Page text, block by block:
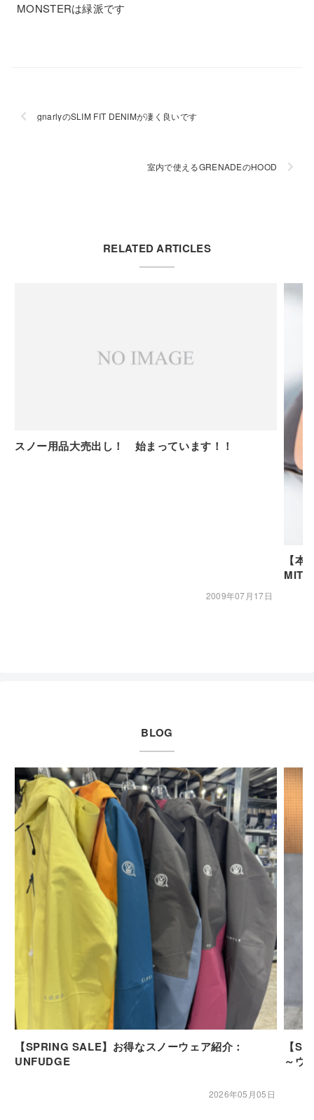
MONSTERは緑派です
gnarlyのSLIM FIT DENIMが凄く良いです
室内で使えるGRENADEのHOOD
RELATED ARTICLES
スノー用品大売出し！ 始まっています！！
2009年07月17日
【
MITT
BLOG
【SPRING SALE】お得なスノーウェア紹介：
UNFUDGE
2026年05月05日
【
～ウ